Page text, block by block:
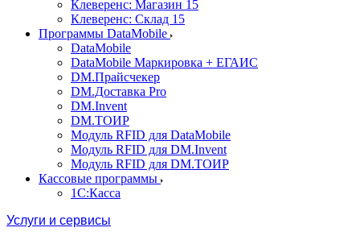
Клеверенс: Магазин 15
Клеверенс: Склад 15
Программы DataMobile
DataMobile
DataMobile Маркировка + ЕГАИС
DM.Прайсчекер
DM.Доставка Pro
DM.Invent
DM.ТОИР
Модуль RFID для DataMobile
Модуль RFID для DM.Invent
Модуль RFID для DM.ТОИР
Кассовые программы
1С:Касса
Услуги и сервисы